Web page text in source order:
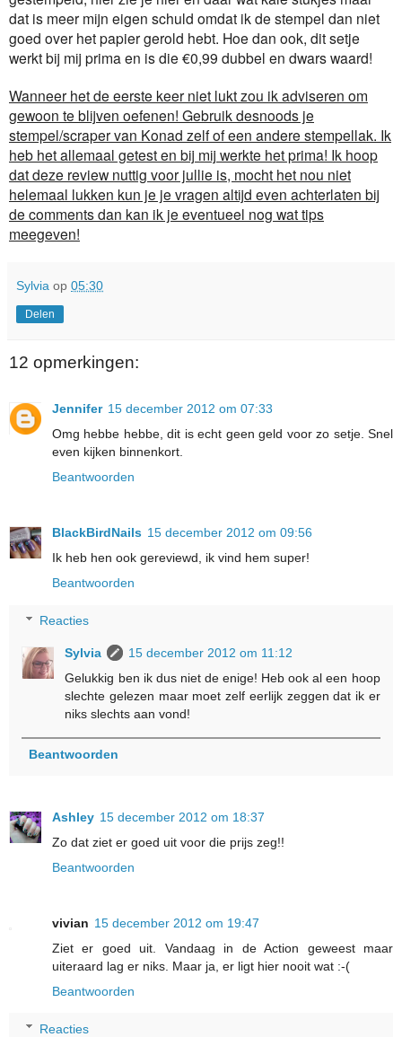
dat is meer mijn eigen schuld omdat ik de stempel dan niet
goed over het papier gerold hebt. Hoe dan ook, dit setje
werkt bij mij prima en is die €0,99 dubbel en dwars waard!
Wanneer het de eerste keer niet lukt zou ik adviseren om
gewoon te blijven oefenen! Gebruik desnoods je
stempel/scraper van Konad zelf of een andere stempellak. Ik
heb het allemaal getest en bij mij werkte het prima! Ik hoop
dat deze review nuttig voor jullie is, mocht het nou niet
helemaal lukken kun je je vragen altijd even achterlaten bij
de comments dan kan ik je eventueel nog wat tips
meegeven!
Sylvia op 05:30
Delen
12 opmerkingen:
Jennifer 15 december 2012 om 07:33
Omg hebbe hebbe, dit is echt geen geld voor zo setje. Snel
even kijken binnenkort.
Beantwoorden
BlackBirdNails 15 december 2012 om 09:56
Ik heb hen ook gereviewd, ik vind hem super!
Beantwoorden
Reacties
Sylvia
15 december 2012 om 11:12
Gelukkig ben ik dus niet de enige! Heb ook al een hoop
slechte gelezen maar moet zelf eerlijk zeggen dat ik er
niks slechts aan vond!
Beantwoorden
Ashley 15 december 2012 om 18:37
Zo dat ziet er goed uit voor die prijs zeg!!
Beantwoorden
vivian 15 december 2012 om 19:47
Ziet er goed uit. Vandaag in de Action geweest maar
uiteraard lag er niks. Maar ja, er ligt hier nooit wat :-(
Beantwoorden
Reacties